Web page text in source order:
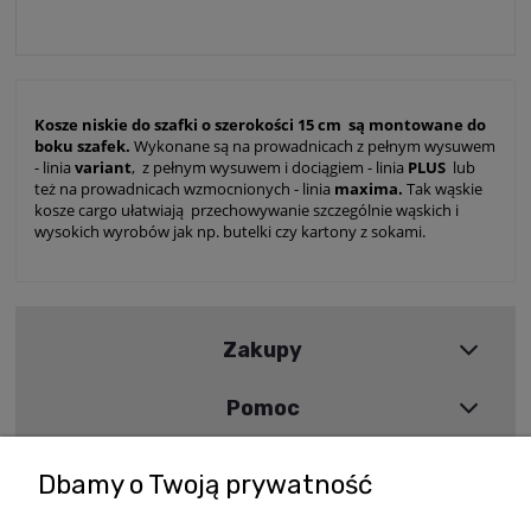
Kosze niskie do szafki o szerokości 15 cm są montowane do
boku szafek. Wykonane są na prowadnicach z pełnym wysuwem
- linia variant, z pełnym wysuwem i dociągiem - linia PLUS lub
też na prowadnicach wzmocnionych - linia maxima. Tak wąskie
kosze cargo ułatwiają przechowywanie szczególnie wąskich i
wysokich wyrobów jak np. butelki czy kartony z sokami.
Zakupy
Pomoc
Dbamy o Twoją prywatność